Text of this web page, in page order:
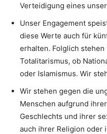
Verteidigung eines
Unser Engagement
diese Werte auch für
erhalten. Folglich
Totalitarismus, ob
oder Islamismus. Wir
Wir stehen gegen die
Menschen aufgrund
Geschlechts und ihrer
auch ihrer Religion oder